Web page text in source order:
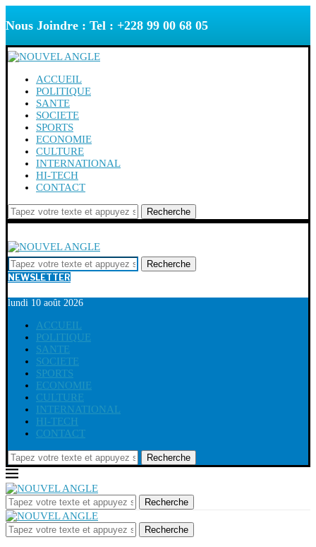
Nous Joindre : Tel : +228 99 00 68 05
ACCUEIL
POLITIQUE
SANTE
SOCIETE
SPORTS
ECONOMIE
CULTURE
INTERNATIONAL
HI-TECH
CONTACT
Recherche
Recherche
NEWSLETTER
lundi 10 août 2026
ACCUEIL
POLITIQUE
SANTE
SOCIETE
SPORTS
ECONOMIE
CULTURE
INTERNATIONAL
HI-TECH
CONTACT
Recherche
Recherche
Recherche